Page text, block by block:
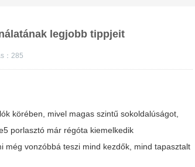
legjobb tippjeit
：285
körében, mivel magas szintű sokoldalúságot,
porlasztó már régóta kiemelkedik
vonzóbbá teszi mind kezdők, mind tapasztalt